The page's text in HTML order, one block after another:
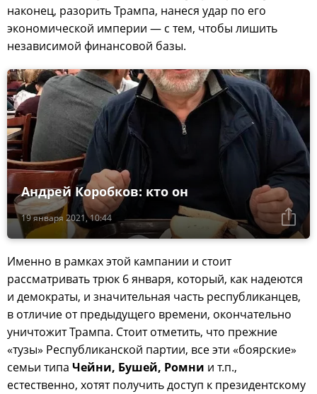
наконец, разорить Трампа, нанеся удар по его
экономической империи — с тем, чтобы лишить
независимой финансовой базы.
19 января 2021, 10:44
Андрей Коробков: кто он
Именно в рамках этой кампании и стоит
рассматривать трюк 6 января, который, как надеются
и демократы, и значительная часть республиканцев,
в отличие от предыдущего времени, окончательно
уничтожит Трампа. Стоит отметить, что прежние
«тузы» Республиканской партии, все эти «боярские»
семьи типа Чейни, Бушей, Ромни и т.п.,
естественно, хотят получить доступ к президентскому